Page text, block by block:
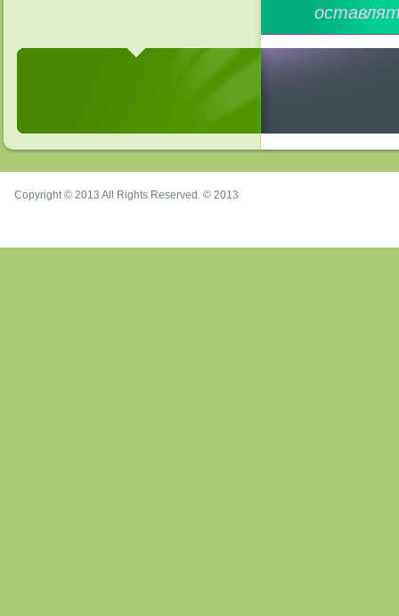
Copyright © 2013 All Rights Reserved. © 2013